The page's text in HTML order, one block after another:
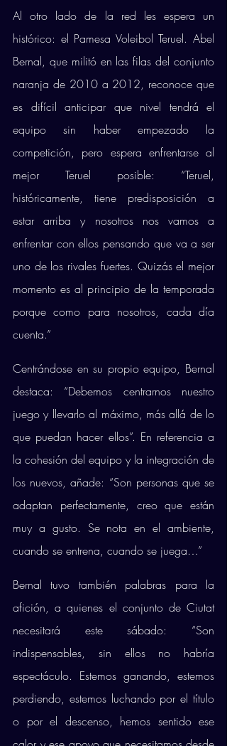
Al otro lado de la red les espera un
histórico: el Pamesa Voleibol Teruel. Abel
Bernal, que militó en las filas del conjunto
naranja de 2010 a 2012, reconoce que
es difícil anticipar que nivel tendrá el
equipo sin haber empezado la
competición, pero espera enfrentarse al
mejor Teruel posible: “Teruel,
históricamente, tiene predisposición a
estar arriba y nosotros nos vamos a
enfrentar con ellos pensando que va a ser
uno de los rivales fuertes. Quizás el mejor
momento es al principio de la temporada
porque como para nosotros, cada día
cuenta.”
Centrándose en su propio equipo, Bernal
destaca: “Debemos centrarnos nuestro
juego y llevarlo al máximo, más allá de lo
que puedan hacer ellos”. En referencia a
la cohesión del equipo y la integración de
los nuevos, añade: “Son personas que se
adaptan perfectamente, creo que están
muy a gusto. Se nota en el ambiente,
cuando se entrena, cuando se juega…”
Bernal tuvo también palabras para la
afición, a quienes el conjunto de Ciutat
necesitará este sábado: “Son
indispensables, sin ellos no habría
espectáculo. Estemos ganando, estemos
perdiendo, estemos luchando por el título
o por el descenso, hemos sentido ese